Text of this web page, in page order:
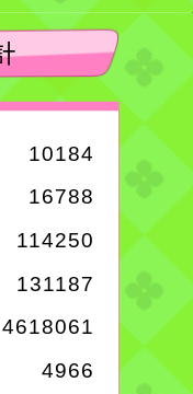
10184
16788
114250
131187
4618061
4966